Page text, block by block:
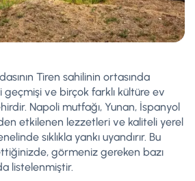
Tiren sahilinin ortasında
ve birçok farklı kültüre ev
Napoli mutfağı, Yunan, İspanyol
etkilenen lezzetleri ve kaliteli yerel
sıklıkla yankı uyandırır. Bu
görmeniz gereken bazı
listelenmiştir.